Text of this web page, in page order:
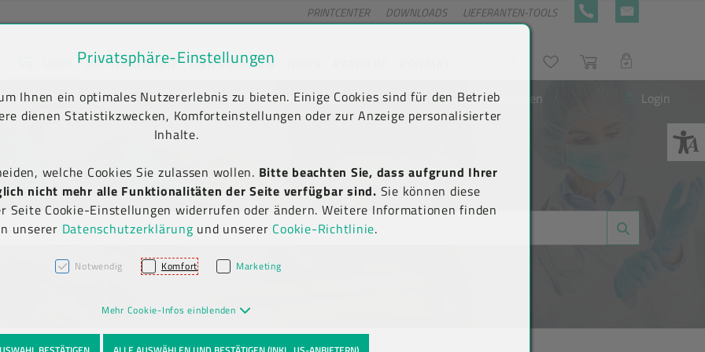
springen [AK + 2]
[AK + 5]
PRINTCENTER DOWNLOADS LIEFERANTEN-TOOLS +43 5576 7177 818
NACHHALTIGKEIT UNTERNEHMEN WunschlisteWarenkorb
LOGIN
Kauf auf Rechnung
(B2B)
Newsletter-Anmeldung Neu registrieren Login
Privatsphäre-Einstellungen
Ihnen ein optimales Nutzererlebnis zu bieten. Einige Cookies sind für den Betrieb
dienen Statistikzwecken, Komforteinstellungen oder zur Anzeige personalisierter
Inhalte.
welche Cookies Sie zulassen wollen. Bitte beachten Sie, dass aufgrund Ihrer
nicht mehr alle Funktionalitäten der Seite verfügbar sind. Sie können diese
Seite Cookie-Einstellungen widerrufen oder ändern. Weitere Informationen finden
unserer Datenschutzerklärung und unserer Cookie-Richtlinie.
Notwendig Komfort Marketing
Mehr Cookie-Infos einblenden